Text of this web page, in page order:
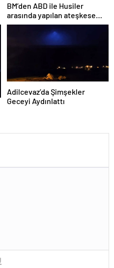
BM’den ABD ile Husiler
arasında yapılan ateşkese
ilişkin değerlendirme
Adilcevaz’da Şimşekler
Geceyi Aydınlattı